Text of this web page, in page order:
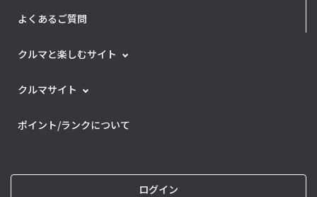
よくあるご質問
クルマと楽しむサイト
クルマサイト
ポイント/ランクについて
ログイン